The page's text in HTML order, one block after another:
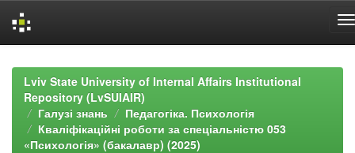
navigationLviv State University of Internal Affairs Institutional
Repository (LvSUIAIR)
Галузі знань
Педагогіка. Психологія
Кваліфікаційні роботи за спеціальністю 053
«Психологія» (бакалавр) (2025)